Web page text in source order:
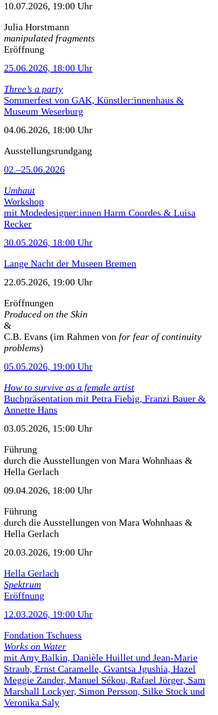
10.07.2026, 19:00 Uhr
Julia Horstmann
manipulated fragments
Eröffnung
25.06.2026, 18:00 Uhr
Three’s a party
Sommerfest von GAK, Künstler:innenhaus &
Museum Weserburg
04.06.2026, 18:00 Uhr
Ausstellungsrundgang
02.–25.06.2026
Umhaut
Workshop
mit Modedesigner:innen Harm Coordes & Luisa
Recker
30.05.2026, 18:00 Uhr
Lange Nacht der Museen Bremen
22.05.2026, 19:00 Uhr
Eröffnungen
Produced on the Skin
&
C.B. Evans (im Rahmen von for fear of continuity
problems)
05.05.2026, 19:00 Uhr
How to survive as a female artist
Buchpräsentation mit Petra Fiebig, Franzi Bauer &
Annette Hans
03.05.2026, 15:00 Uhr
Führung
durch die Ausstellungen von Mara Wohnhaas &
Hella Gerlach
09.04.2026, 18:00 Uhr
Führung
durch die Ausstellungen von Mara Wohnhaas &
Hella Gerlach
20.03.2026, 19:00 Uhr
Hella Gerlach
Spektrum
Eröffnung
12.03.2026, 19:00 Uhr
Fondation Tschuess
Works on Water
mit Amy Balkin, Danièle Huillet und Jean-Marie
Straub, Ernst Caramelle, Gvantsa Jgushia, Hazel
Meggie Zander, Manuel Sékou, Rafael Jörger, Sam
Marshall Lockyer, Simon Persson, Silke Stock und
Veronika Saly